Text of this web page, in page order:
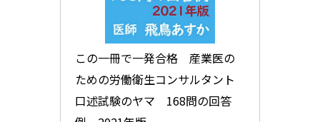
この一冊で一発合格　産業医の
ための労働衛生コンサルタント
口述試験のヤマ　168問の回答